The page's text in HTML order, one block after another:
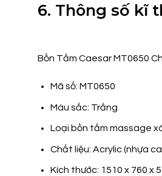
6. Thông số kĩ
Bồn Tắm Caesar MT0650
Mã số: MT0650
Màu sắc: Trắng
Loại bồn tắm massage
Chất liệu: Acrylic (nhựa
Kích thước: 1510 x 760 x